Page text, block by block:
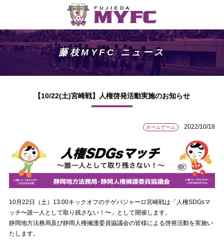
藤枝MYFC ニュース
【10/22(土)宮崎戦】人権啓発活動実施のお知らせ
ホームゲーム 2022/10/18
10月22日（土）13:00キックオフのテゲバジャーロ宮崎戦は「人権SDGsマ
ッチ〜誰一人として取り残さない！〜」として開催します。
静岡地方法務局及び静岡人権擁護委員協議会の皆様による啓発活動を実施い
たします。